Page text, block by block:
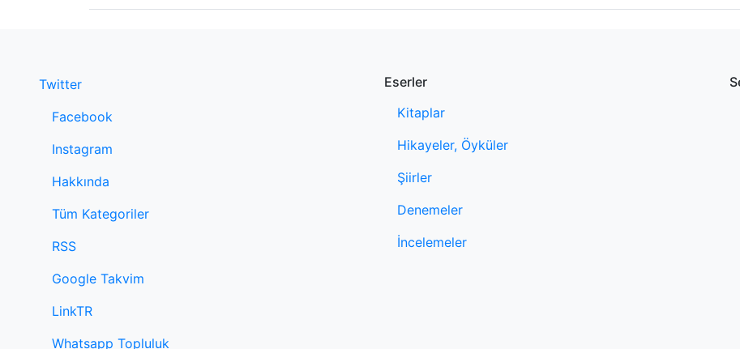
Twitter
Facebook
Instagram
Hakkında
Tüm Kategoriler
RSS
Google Takvim
LinkTR
Whatsapp Topluluk
Eserler
Kitaplar
Hikayeler, Öyküler
Şiirler
Denemeler
İncelemeler